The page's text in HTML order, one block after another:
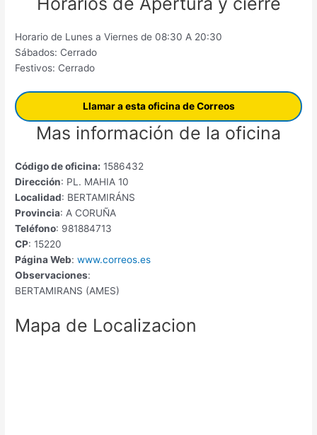
Horario de Lunes a Viernes de 08:30 A 20:30
Sábados: Cerrado
Festivos: Cerrado
Llamar a esta oficina de Correos
Mas información de la oficina
Código de oficina: 1586432
Dirección: PL. MAHIA 10
Localidad: BERTAMIRÁNS
Provincia: A CORUÑA
Teléfono: 981884713
CP: 15220
Página Web: www.correos.es
Observaciones:
BERTAMIRANS (AMES)
Mapa de Localizacion